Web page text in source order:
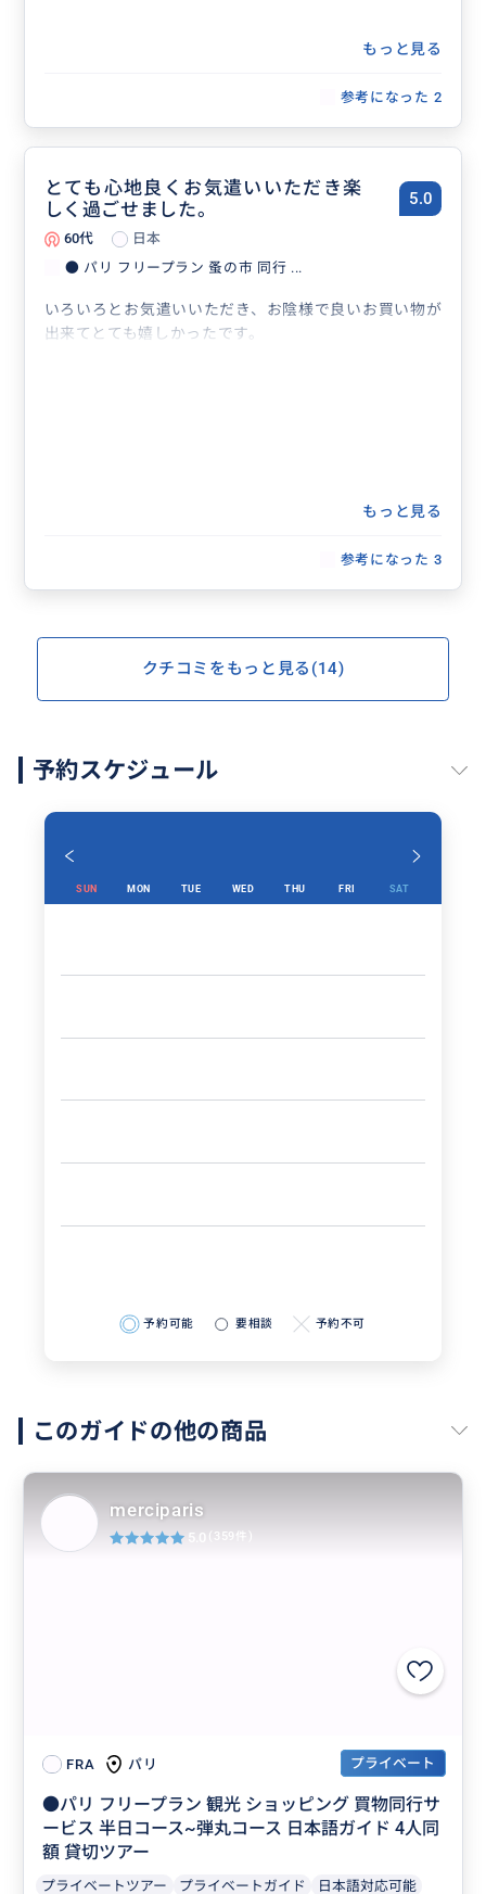
もっと見る
参考になった 2
とても心地良くお気遣いいただき楽
しく過ごせました。
5.0
60代
日本
● パリ フリープラン 蚤の市 同行 ...
いろいろとお気遣いいただき、お陰様で良いお買い物が
出来てとても嬉しかったです。
もっと見る
参考になった 3
クチコミをもっと見る(14)
予約スケジュール
SUN MON TUE WED THU FRI SAT
予約可能 要相談 予約不可
このガイドの他の商品
FRA パリ プライベート
●パリ フリープラン 観光 ショッピング 買物同行サ
ービス 半日コース~弾丸コース 日本語ガイド 4人同
額 貸切ツアー
プライベートツアー プライベートガイド 日本語対応可能
merciparis
5.0 (359件)